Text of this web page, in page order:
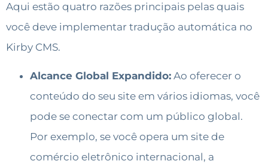
Aqui estão quatro razões principais pelas quais
você deve implementar tradução automática no
Kirby CMS.
Alcance Global Expandido: Ao oferecer o
conteúdo do seu site em vários idiomas, você
pode se conectar com um público global.
Por exemplo, se você opera um site de
comércio eletrônico internacional, a